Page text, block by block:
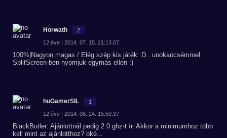
Horwath 2
12 éve | 2014. 07. 15. 21:13:07
100%|Nagyon magas / Elég szép kis játék :D.. unokaöcsémmel
SplitScreen-ben nyomjuk egymás ellen :)
huGamerSIL 1
12 éve | 2014. 06. 24. 15:50:37
BlackButler: Ajánlottnál pedig 2.0 ghz-t ír. Akkor a minimumhoz több
kell mint az ajánlotthoz? oké...